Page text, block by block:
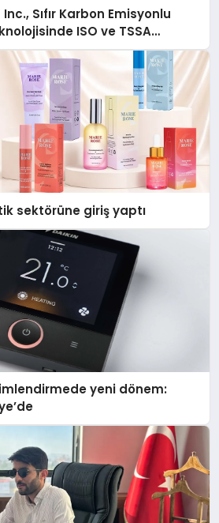
Sıfır Karbon Emisyonlu
ISO ve TSSA
Aldı
sektörüne giriş yaptı
yeni dönem: